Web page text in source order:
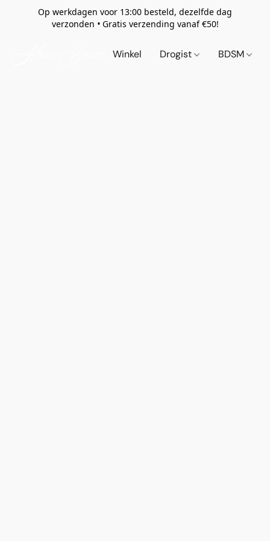
Op werkdagen voor 13:00 besteld, dezelfde dag
verzonden • Gratis verzending vanaf €50!
Winkel Drogist BDSM